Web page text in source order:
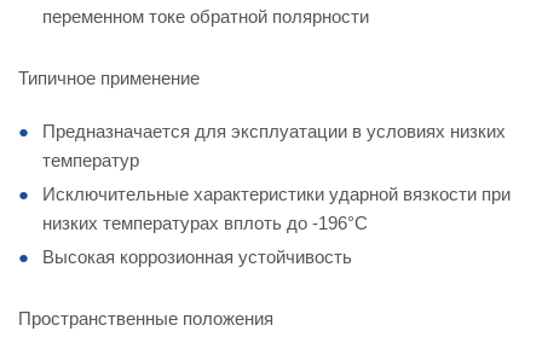
переменном токе обратной полярности
Типичное применение
Предназначается для эксплуатации в условиях низких
температур
Исключительные характеристики ударной вязкости при
низких температурах вплоть до -196°C
Высокая коррозионная устойчивость
Пространственные положения